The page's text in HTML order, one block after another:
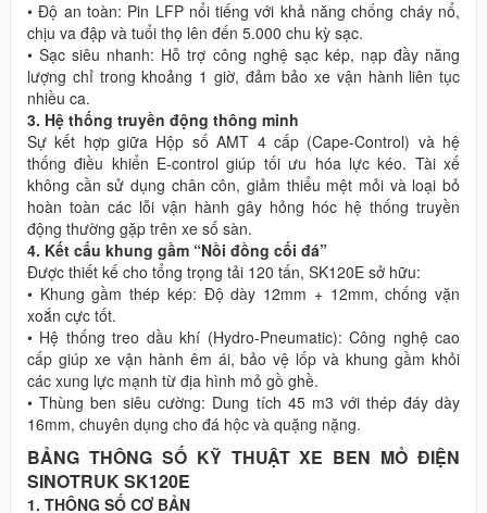
• Độ an toàn: Pin LFP nổi tiếng với khả năng chống cháy nổ,
chịu va đập và tuổi thọ lên đến 5.000 chu kỳ sạc.
• Sạc siêu nhanh: Hỗ trợ công nghệ sạc kép, nạp đầy năng
lượng chỉ trong khoảng 1 giờ, đảm bảo xe vận hành liên tục
nhiều ca.
3. Hệ thống truyền động thông minh
Sự kết hợp giữa Hộp số AMT 4 cấp (Cape-Control) và hệ
thống điều khiển E-control giúp tối ưu hóa lực kéo. Tài xế
không cần sử dụng chân côn, giảm thiểu mệt mỏi và loại bỏ
hoàn toàn các lỗi vận hành gây hỏng hóc hệ thống truyền
động thường gặp trên xe số sàn.
4. Kết cấu khung gầm “Nồi đồng cối đá”
Được thiết kế cho tổng trọng tải 120 tấn, SK120E sở hữu:
• Khung gầm thép kép: Độ dày 12mm + 12mm, chống vặn
xoắn cực tốt.
• Hệ thống treo dầu khí (Hydro-Pneumatic): Công nghệ cao
cấp giúp xe vận hành êm ái, bảo vệ lốp và khung gầm khỏi
các xung lực mạnh từ địa hình mỏ gồ ghề.
• Thùng ben siêu cường: Dung tích 45 m3 với thép đáy dày
16mm, chuyên dụng cho đá hộc và quặng nặng.
BẢNG THÔNG SỐ KỸ THUẬT XE BEN MỎ ĐIỆN
SINOTRUK SK120E
1. THÔNG SỐ CƠ BẢN